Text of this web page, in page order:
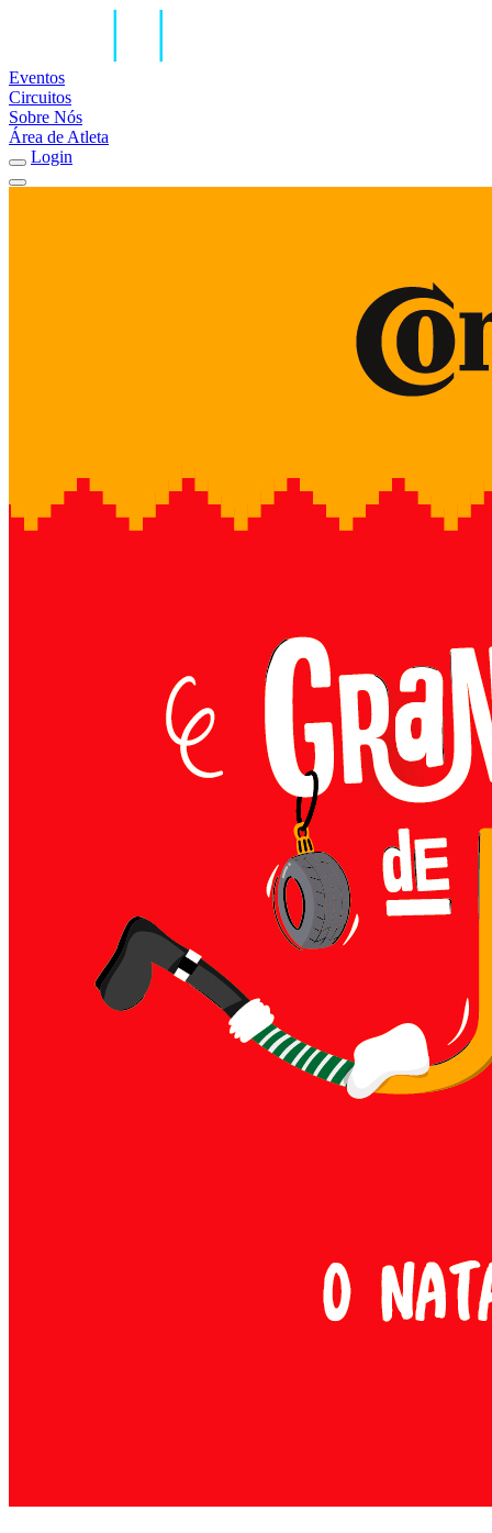
Eventos
Circuitos
Sobre Nós
Área de Atleta
Login